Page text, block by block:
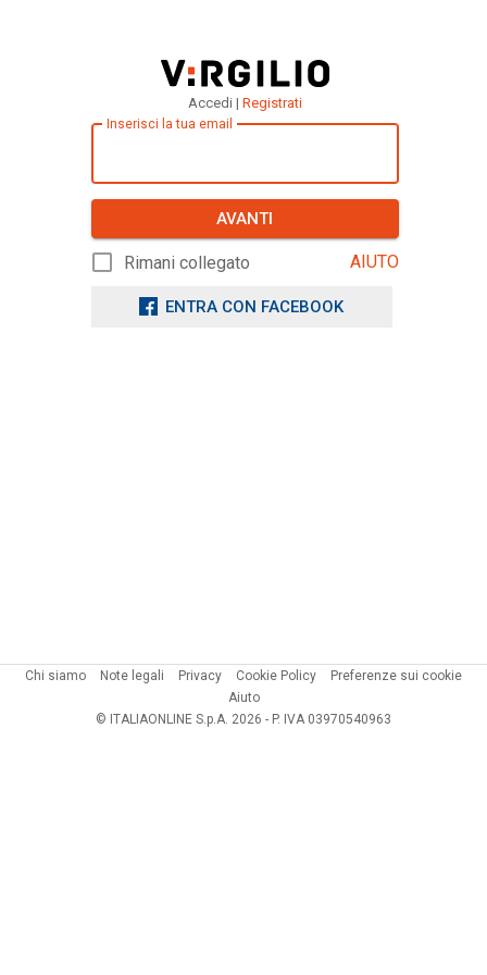
Accedi | Registrati
Inserisci la tua email
AVANTI
Rimani collegato AIUTO
ENTRA CON FACEBOOK
Chi siamo Note legali Privacy Cookie Policy
Preferenze sui cookie
Aiuto
© ITALIAONLINE S.p.A. 2026 - P. IVA 03970540963